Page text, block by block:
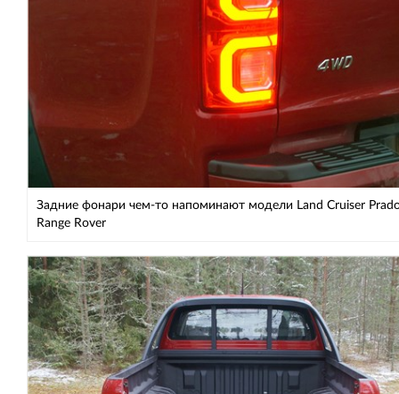
Задние фонари чем-то напоминают модели Land Cruiser
Range Rover